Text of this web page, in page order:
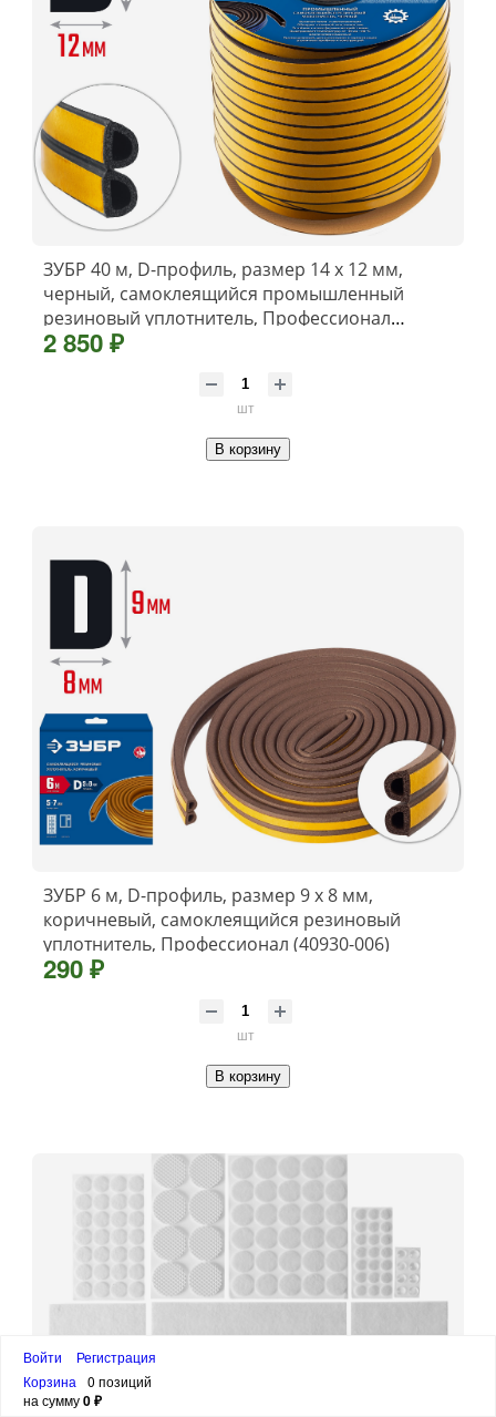
ЗУБР 40 м, D-профиль, размер 14 х 12 мм,
черный, самоклеящийся промышленный
резиновый уплотнитель, Профессионал
(40950-14-40)
2 850 ₽
шт
В корзину
ЗУБР 6 м, D-профиль, размер 9 х 8 мм,
коричневый, самоклеящийся резиновый
уплотнитель, Профессионал (40930-006)
290 ₽
шт
В корзину
Войти
Регистрация
Корзина
0 позиций
на сумму0 ₽